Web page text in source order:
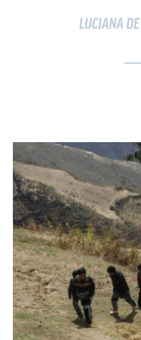
LUCIANA